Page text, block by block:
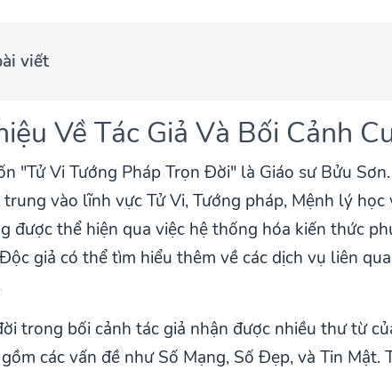
viết
Về Tác Giả Và Bối Cảnh
"Tử Vi Tướng Pháp Trọn Đời" là Giáo sư Bửu
vào lĩnh vực Tử Vi, Tướng pháp, Mệnh lý
được thể hiện qua việc hệ thống hóa kiến thức
giả có thể tìm hiểu thêm về các dịch vụ liên
trong bối cảnh tác giả nhận được nhiều thư từ
các vấn đề như Số Mạng, Số Đẹp, và Tin